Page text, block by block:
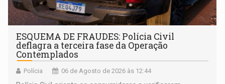
ESQUEMA DE FRAUDES: Polícia Civil
deflagra a terceira fase da Operação
Contemplados
Polícia 06 de Agosto de 2026 às 12:44